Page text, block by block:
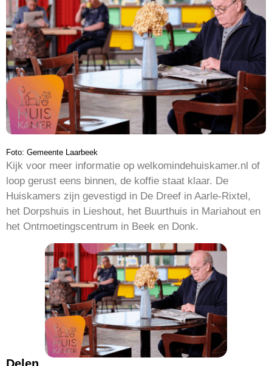
Foto: Gemeente Laarbeek
Kijk voor meer informatie op welkomindehuiskamer.nl of
loop gerust eens binnen, de koffie staat klaar. De
Huiskamers zijn gevestigd in De Dreef in Aarle-Rixtel,
het Dorpshuis in Lieshout, het Buurthuis in Mariahout en
het Ontmoetingscentrum in Beek en Donk.